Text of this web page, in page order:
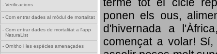
- Verificacions
- Com entrar dades al mòdul de mortalitat
- Com entrar dades de mortalitat a l'app
NaturaList
- Ornitho i les espècies amenaçades
ponen els ous,
d'hivernada a
començat a volar!